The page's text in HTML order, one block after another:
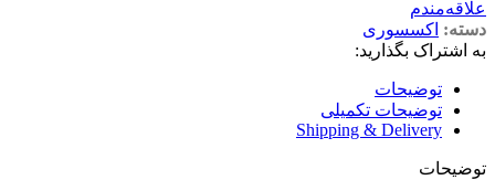
علاقه‌مندم
دسته: اکسسوری
به اشتراک بگذارید:
توضیحات
توضیحات تکمیلی
Shipping & Delivery
توضیحات